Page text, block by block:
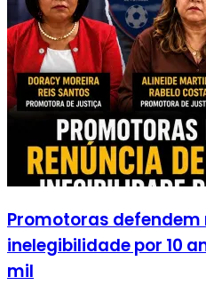
Promotoras defendem
inelegibilidade por 10
mil